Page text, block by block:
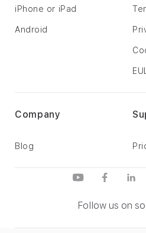
Follow us on
Company
Blog
iPhone or iPad
Android